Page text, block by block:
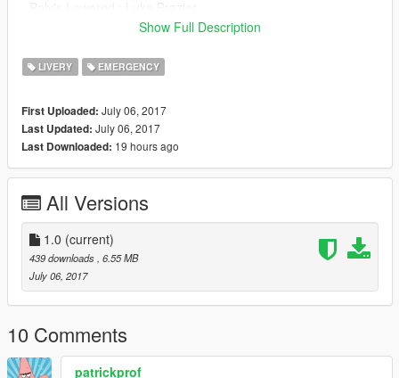
- Converted over to GTAV : BritishGamer88
- Template : BritishGamer88
- Whelen Justice : Bxbugs123 edited to UK version by
- Grill Lights : Vertex
- Oleg : for continuious help to get the model working ingame!!
- Skin's : Team112Skins
- Suspension - Rockstar Games
- Winch : 3Dwarehouse
- Roof Rack : BritishGamer88
- Interior - Rockstar Games
- Tow Bar - Rockstar Games
Show Full Description
LIVERY EMERGENCY
First Uploaded: July 06, 2017
Last Updated: July 06, 2017
Last Downloaded: 19 hours ago
All Versions
1.0 (current)
439 downloads, 6.55 MB
July 06, 2017
10 Comments
patrickprof